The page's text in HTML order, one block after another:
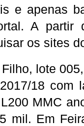
e apenas
A partir
os sites
lote
18 com
MMC
mil. Em